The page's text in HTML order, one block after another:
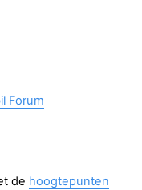
Forum
de hoogtepunten